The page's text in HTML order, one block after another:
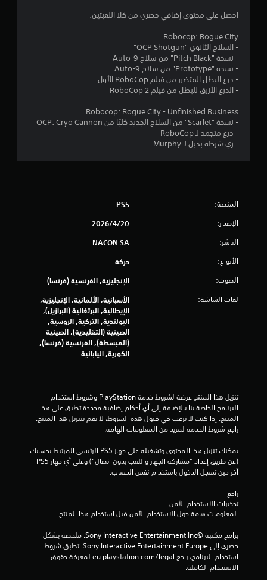
م
ل
4
م
ن
ا
ق
ي
احصل على محتوى إضافي حصري من كلا اللعبتين:
Robocop: Rogue City
- السلاح الثانوي "OCP Shotgun"
- نسخة "Pitch Black" من سلاح Auto-9
- نسخة "Prototype" من سلاح Auto-9
- درع البطل المتضرر من فيلم RoboCop الأول
- الدرع الأزرق للبطل من فيلم RoboCop 2
Robocop: Rogue City - Unfinished Business
- نسخة "Scarlet" من السلاح الجديد كليًا من OCP: Cryo Cannon
- درع متجمد لـ RoboCop
- زي شرطة بديل لـ Murphy
المنصة: PS5
الإصدار: 20‏/4‏/2026
الناشر: NACON SA
الأنواع: حركة
الصوت: الإنجليزية, الفرنسية (فرنسا)
لغات الشاشة:
الأسبانية, الألمانية, الإنجليزية,
الإيطالية, البرتغالية (البرازيل),
البولندية, التركية, الروسية,
الصينية (التقليدية), الصينية
(المبسطة), الفرنسية (فرنسا),
الكورية, اليابانية
راجع شروط الخدمة لمزيد من المعلومات الهامة.
آخر حين تسجل الدخول باستخدام نفس الحساب.
راجع
تحذيرات الاستخدام الآمن
الاستخدام الكاملة.